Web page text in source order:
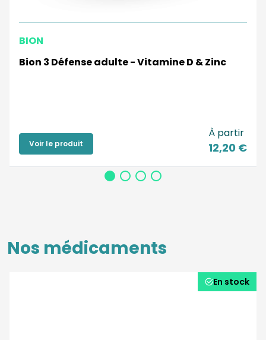
BION
Bion 3 Défense adulte - Vitamine D & Zinc
Voir le produit
À partir
12,20 €
Nos médicaments
En stock